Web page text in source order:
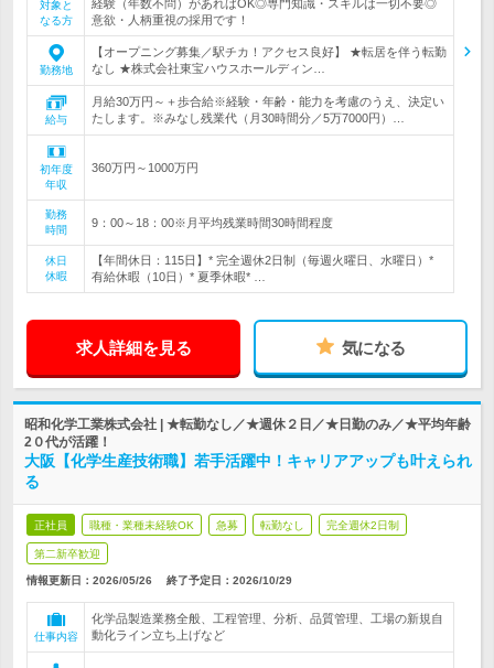
対象と
なる方
経験（年数不問）があればOK◎専門知識・スキルは一切不要◎
意欲・人柄重視の採用です！
勤務地
【オープニング募集／駅チカ！アクセス良好】 ★転居を伴う転勤
なし ★株式会社東宝ハウスホールディン…
給与
月給30万円～＋歩合給※経験・年齢・能力を考慮のうえ、決定い
たします。※みなし残業代（月30時間分／5万7000円）…
初年度
年収
360万円～1000万円
勤務
時間
9：00～18：00※月平均残業時間30時間程度
休日
休暇
【年間休日：115日】* 完全週休2日制（毎週火曜日、水曜日）*
有給休暇（10日）* 夏季休暇* …
求人詳細を見る 気になる
昭和化学工業株式会社 | ★転勤なし／★週休２日／★日勤のみ／★平均年齢
2０代が活躍！
大阪【化学生産技術職】若手活躍中！キャリアアップも叶えられ
る
正社員 職種・業種未経験OK 急募 転勤なし 完全週休2日制
第二新卒歓迎
情報更新日：2026/05/26 終了予定日： 2026/10/29
仕事内容
化学品製造業務全般、工程管理、分析、品質管理、工場の新規自
動化ライン立ち上げなど